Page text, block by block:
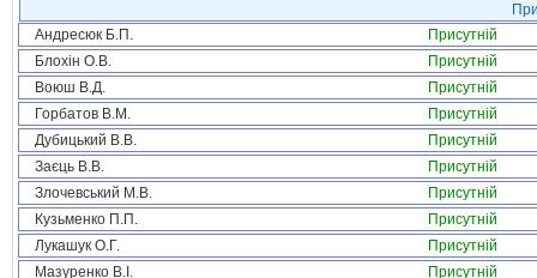
Андресюк Б.П.
Присутній
Блохін О.В.
Присутній
Воюш В.Д.
Присутній
Горбатов В.М.
Присутній
Дубицький В.В.
Присутній
Заєць В.В.
Присутній
Злочевський М.В.
Присутній
Кузьменко П.П.
Присутній
Лукашук О.Г.
Присутній
Мазуренко В.І.
Присутній